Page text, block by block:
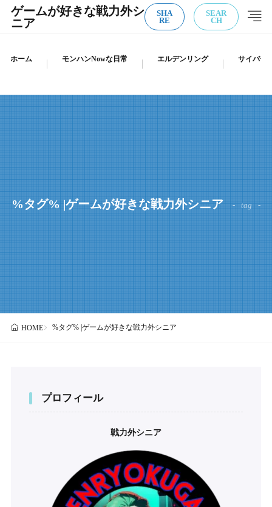
ゲームが好きな戦力外シ
ニア
SHA
RE
SEAR
CH
ホーム モンハンNowな日常 エルデンリング サイバー
%タグ% |ゲームが好きな戦力外シニア tag
HOME %タグ% |ゲームが好きな戦力外シニア
プロフィール
戦力外シニア